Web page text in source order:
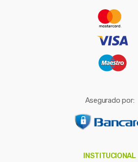
Asegurado por:
INSTITUCIONAL